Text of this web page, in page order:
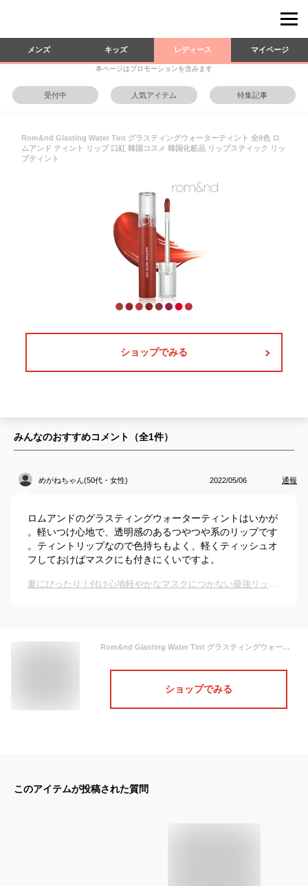
メンズ キッズ レディース マイページ
本ページはプロモーションを含みます
受付中 人気アイテム 特集記事
Rom&nd Glasting Water Tint グラスティングウォーターティント 全8色 ロ
ムアンド ティント リップ 口紅 韓国コスメ 韓国化粧品 リップスティック リッ
プティント
ショップでみる
みんなのおすすめコメント（全1件）
めがねちゃん(50代・女性) 2022/05/06 通報
ロムアンドのグラスティングウォーターティントはいかが
。軽いつけ心地で、透明感のあるつやつや系のリップです
。ティントリップなので色持ちもよく、軽くティッシュオ
フしておけばマスクにも付きにくいですよ。
夏にぴったり！付け心地軽やかなマスクにつかない最強リップのおすすめは？
Rom&nd Glasting Water Tint グラスティングウォーターティント 全8色 ロムアンド ティント リップ 口紅 韓国コスメ 韓国化粧品 リップスティック リップティント
ショップでみる
このアイテムが投稿された質問